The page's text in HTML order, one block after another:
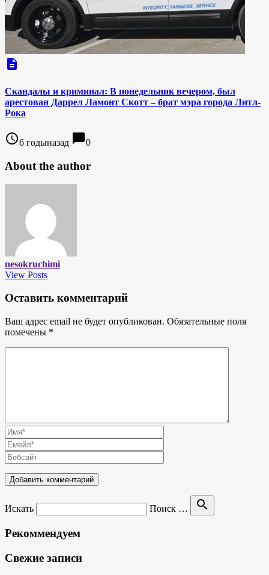
description
Скандалы и криминал: В понедельник вечером, был
арестован Даррел Ламонт Скотт – брат мэра города Литл-
Рока
access_time6 годыназад chat_bubble0
About the author
nesokruchimi
View Posts
Оставить комментарий
Ваш адрес email не будет опубликован. Обязательные поля
помечены *
Искать Поиск … search
Рекоммендуем
Свежие записи